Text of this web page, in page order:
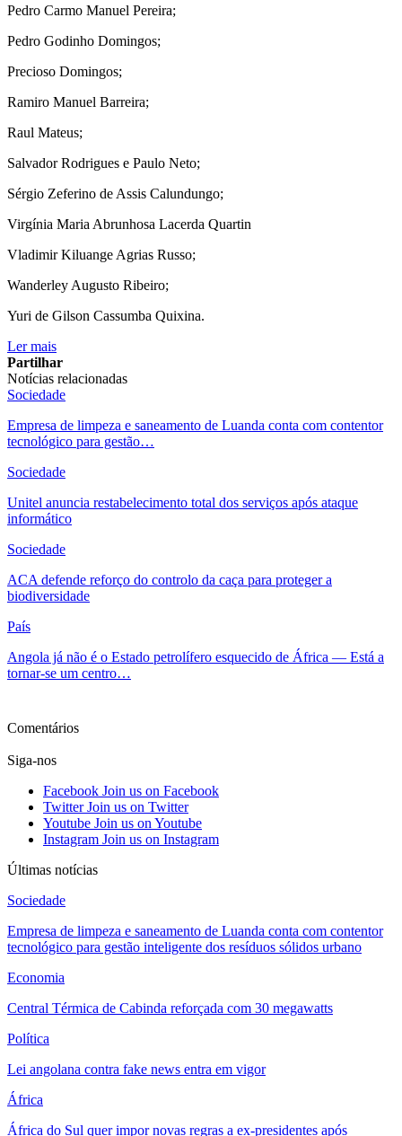
Pedro Carmo Manuel Pereira;
Pedro Godinho Domingos;
Precioso Domingos;
Ramiro Manuel Barreira;
Raul Mateus;
Salvador Rodrigues e Paulo Neto;
Sérgio Zeferino de Assis Calundungo;
Virgínia Maria Abrunhosa Lacerda Quartin
Vladimir Kiluange Agrias Russo;
Wanderley Augusto Ribeiro;
Yuri de Gilson Cassumba Quixina.
Ler mais
Partilhar
Notícias relacionadas
Sociedade
Empresa de limpeza e saneamento de Luanda conta com contentor
tecnológico para gestão…
Sociedade
Unitel anuncia restabelecimento total dos serviços após ataque
informático
Sociedade
ACA defende reforço do controlo da caça para proteger a
biodiversidade
País
Angola já não é o Estado petrolífero esquecido de África — Está a
tornar-se um centro…
Comentários
Siga-nos
Facebook Join us on Facebook
Twitter Join us on Twitter
Youtube Join us on Youtube
Instagram Join us on Instagram
Últimas notícias
Sociedade
Empresa de limpeza e saneamento de Luanda conta com contentor
tecnológico para gestão inteligente dos resíduos sólidos urbano
Economia
Central Térmica de Cabinda reforçada com 30 megawatts
Política
Lei angolana contra fake news entra em vigor
África
África do Sul quer impor novas regras a ex-presidentes após